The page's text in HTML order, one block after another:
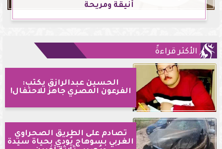
أنيقة ومريحة
الأكثر قراءةً
الحسين عبدالرازق يكتب:
الفرعون المصري جاهز للاحتفال!
تصادم على الطريق الصحراوي
الغربي بسوهاج يُودي بحياة سيدة